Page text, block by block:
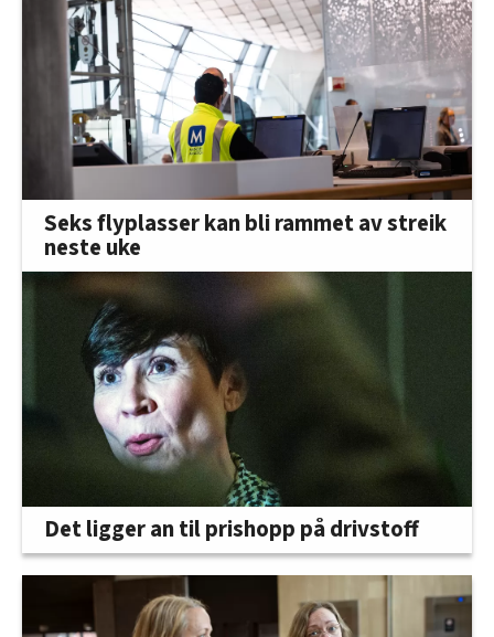
Seks flyplasser kan bli rammet av streik
neste uke
Det ligger an til prishopp på drivstoff